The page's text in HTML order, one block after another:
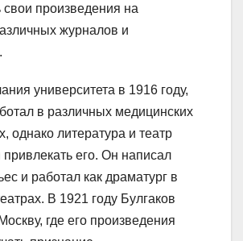
свои произведения на
журналов и
университета в 1916 году,
в различных медицинских
однако литература и театр
его. Он написал
и работал как драматург в
В 1921 году Булгаков
где его произведения